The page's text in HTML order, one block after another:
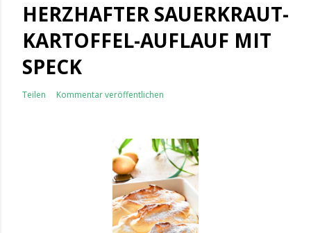
HERZHAFTER SAUERKRAUT-
KARTOFFEL-AUFLAUF MIT
SPECK
Teilen Kommentar veröffentlichen